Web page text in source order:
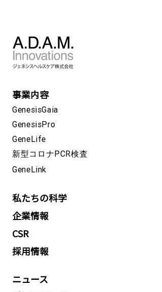
事業内容
GenesisGaia
GenesisPro
GeneLife
新型コロナPCR検査
GeneLink
私たちの科学
企業情報
CSR
採用情報
ニュース